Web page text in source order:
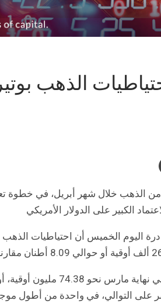
الذهب
من الذهب خلال شهر أبريل، في خطوة
الكبير على الدولار الأمريكي
على التوالي، في واحدة من أطول